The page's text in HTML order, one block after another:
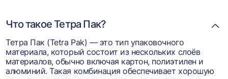
Что такое Тетра Пак?
Тетра Пак (Tetra Pak) — это тип упаковочного
материала, который состоит из нескольких слоёв
материалов, обычно включая картон, полиэтилен и
алюминий. Такая комбинация обеспечивает хорошую